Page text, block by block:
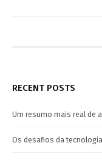
RECENT POSTS
Um resumo mais real de
Os desafios da